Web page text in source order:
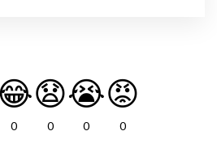
0
😧
0
😭
0
😡
0